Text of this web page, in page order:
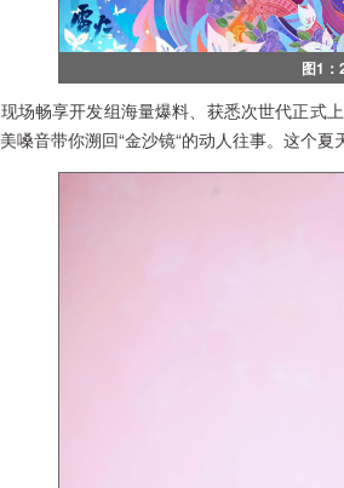
图1：
畅享开发组海量爆料、获悉次世代正式上
嗓音带你溯回“金沙镜“的动人往事。这个夏